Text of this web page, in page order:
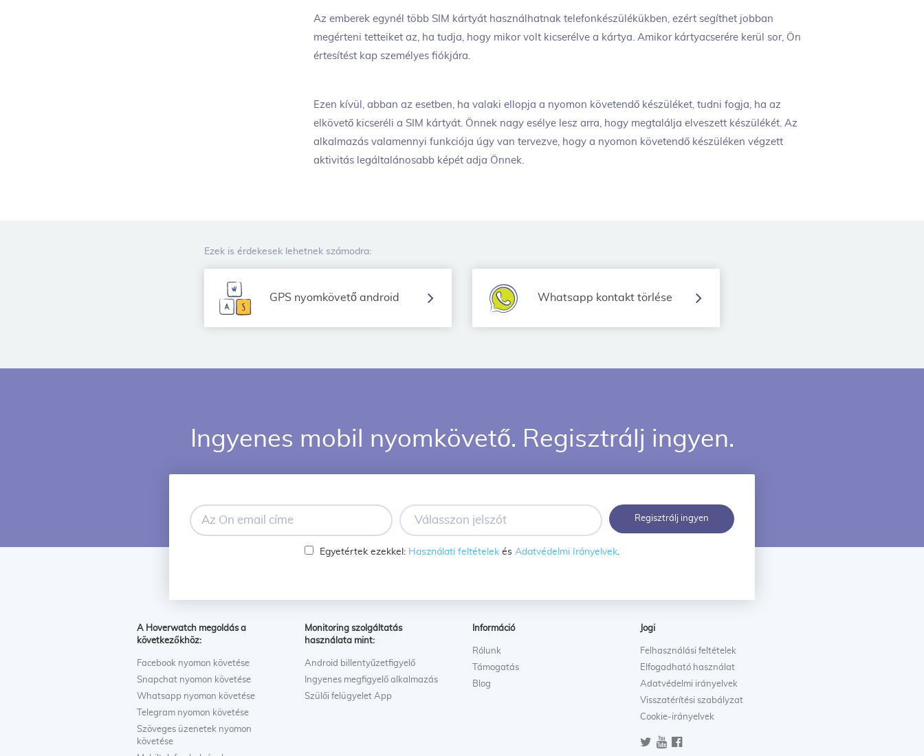
Az emberek egynél több SIM kártyát használhatnak telefonkészülékükben, ezért segíthet jobban
megérteni tetteiket az, ha tudja, hogy mikor volt kicserélve a kártya. Amikor kártyacserére kerül sor, Ön
értesítést kap személyes fiókjára.
Ezen kívül, abban az esetben, ha valaki ellopja a nyomon követendő készüléket, tudni fogja, ha az
elkövető kicseréli a SIM kártyát. Önnek nagy esélye lesz arra, hogy megtalálja elveszett készülékét. Az
alkalmazás valamennyi funkciója úgy van tervezve, hogy a nyomon követendő készüléken végzett
aktivitás legáltalánosabb képét adja Önnek.
Ezek is érdekesek lehetnek számodra:
GPS nyomkövető android Whatsapp kontakt törlése
Ingyenes mobil nyomkövető. Regisztrálj ingyen.
Az
Ön
email
jelszót
Regisztrálj ingyen
Egyetértek ezekkel: Használati feltételek és Adatvédelmi Irányelvek
A Hoverwatch megoldás a
következőkhöz:
Facebook nyomon követése
Snapchat nyomon követése
Whatsapp nyomon követése
Telegram nyomon követése
Szöveges üzenetek nyomon
követése
Monitoring szolgáltatás
használata mint:
Android billentyűzetfigyelő
Ingyenes megfigyelő alkalmazás
Szülői felügyelet App
Információ
Rólunk
Támogatás
Blog
Jogi
Felhasználási feltételek
Elfogadható használat
Adatvédelmi irányelvek
Visszatérítési szabályzat
Cookie-irányelvek